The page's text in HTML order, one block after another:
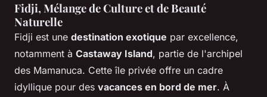
Fidji, Mélange de Culture et de Beauté
Naturelle
Fidji est une destination exotique par excellence,
notamment à Castaway Island, partie de l'archipel
des Mamanuca. Cette île privée offre un cadre
idyllique pour des vacances en bord de mer. À